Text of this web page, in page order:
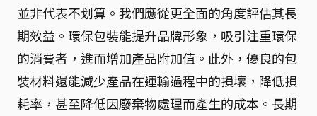
並非代表不划算。我們應從更全面的角度評估其長
期效益。環保包裝能提升品牌形象，吸引注重環保
的消費者，進而增加產品附加值。此外，優良的包
裝材料還能減少產品在運輸過程中的損壞，降低損
耗率，甚至降低因廢棄物處理而產生的成本。長期